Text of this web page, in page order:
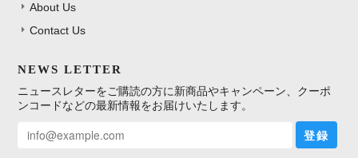
About Us
Contact Us
NEWS LETTER
ニュースレターをご購読の方に新商品やキャンペーン、クーポ
ンコードなどの最新情報をお届けいたします。
登録